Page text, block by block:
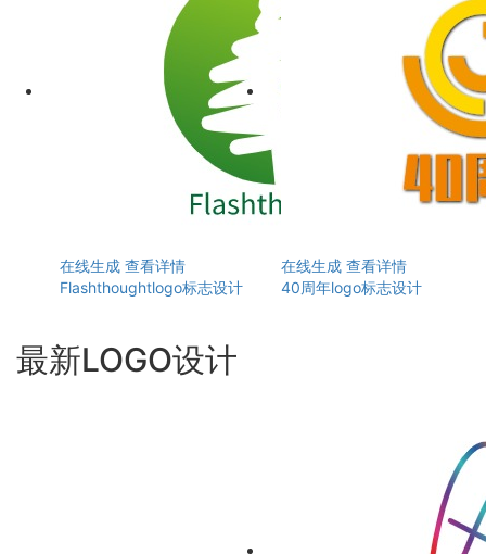
在线生成 查看详情
Flashthoughtlogo标志设计
在线生成 查看详情
40周年logo标志设计
最新LOGO设计